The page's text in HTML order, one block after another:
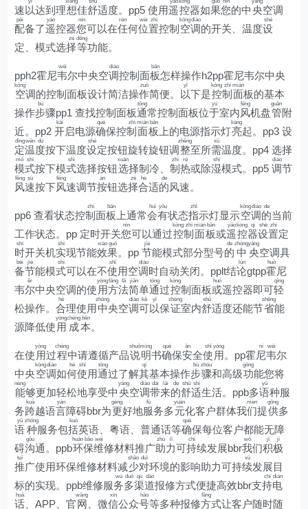
速以达到理想佳舒适度。pp5 使用遥控器如果您的中央空调
配
pèi
备了遥
yáo
控器您
nín
可以在任
rèn
何位
wèi
置
zhì
控制 空
kōng
调
diào
的开关、温度设
shè
定、模式选择
zé
等
děng
功能。
pph2霍尼韦
wéi
尔中央空调
diào
控制面板
bǎn
怎样操作h2pp霍尼韦尔中央
空
kōng
调的控制面板设计简洁操作
zuò
简便。 以
yǐ
下是控
kòng
制
zhì
面
miàn
板的基本
操作步
bù
骤pp1 查找控制面板通
tōng
常控制面板位于
yú
室内风
fēng
机盘管
guǎn
附
近。pp2开
kāi
启电源确
què
保控制
zhì
面
miàn
板
bǎn
上的电源指示灯亮
liàng
起。pp3 设
定
dìng
温
wēn
度
dù
按下温度设
shè
定按钮旋转旋钮调整
zhěng
至所需
xū
温度。pp4 选择
模
mó
式
shì
按下模式
shì
选择按钮选
xuǎn
择制冷、制
zhì
热
rè
或除湿
shī
模式。pp5调
diào
节
风
fēng
速
sù
按下风
fēng
速调节按
àn
钮选择
zé
合
hé
适的
de
风速。
pp6 查看状态控制
zhì
面板
bǎn
上通常会
huì
有
yǒu
状态指
zhǐ
示灯显示空
kōng
调
diào
的
de
当前
工作状态。pp 定时开关您
nín
可以通过控
kòng
制
zhì
面
miàn
板
bǎn
或遥
yáo
控
kòng
器
qì
设
shè
置
zhì
定
时
shí
开关机实
shí
现节能效
xiào
果
guǒ
。pp节
jié
能模式部分型号的
de
中
zhōng
央
yāng
空调具
备
bèi
节
jié
能模式
shì
可以在不使
shǐ
用空调
diào
时自动关闭。pplt结论
lùn
gtpp霍
huò
尼
韦尔
ěr
中央空调的使 用
yòng
方
fāng
法
fǎ
简
jiǎn
单通
tōng
过控
kòng
制面板或
huò
遥控器即可轻
qīng
松操作。合
hé
理使用中
zhōng
央空调
diào
可
kě
以
yǐ
保证
zhèng
室内舒
shū
适度还能节省
shěng
能
源降低使 用
yòng
成
chéng
本
běn
。
在使 用
yòng
过程
chéng
中请遵循产品说
shuō
明
míng
书确
què
保安
ān
全使
shǐ
用
yòng
。pp霍尼
ní
韦
wéi
尔
中央空
kōng
调
diào
如何
hé
使
shǐ
用通
tōng
过了解其
qí
基本操作步
bù
骤
zhòu
和高级功
gōng
能您将
能
néng
够更加轻松地享受中央
yāng
空调
diào
带
dài
来
lái
的
de
舒
shū
适
shì
生活。ppb多语
yǔ
种服
务跨
kuà
越语言
yán
障碍bbr为更
gèng
好地服
fú
务多元
yuán
化客户群体我们
men
提供
gōng
多
语
yǔ
种
zhǒng
服务包括
kuò
英语、粤语、普通话等确
què
保每位客户都能无障
碍沟
gōu
通。ppb环
huán
保
bǎo
维
wéi
修材料推广助
zhù
力
lì
可持
chí
续发展bbr我
wǒ
们积
jī
极
jí
推
tuī
广使用环保维修材料减少
shǎo
对
duì
环境的影响助力可持续
xù
发展目
标的实现。ppb维修服务
wù
多
duō
渠
qú
道
dào
报修方式便捷高效bbr支持
chí
电
diàn
话
huà
、APP、官网
wǎng
、微信
xìn
公众号
hào
等多种报修方
fāng
式让客户随时随